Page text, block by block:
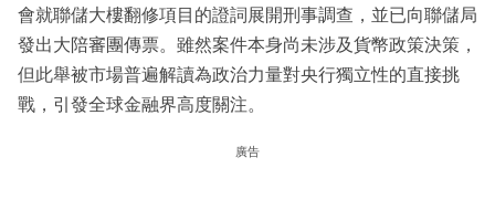
會就聯儲大樓翻修項目的證詞展開刑事調查，並已向聯儲局
發出大陪審團傳票。雖然案件本身尚未涉及貨幣政策決策，
但此舉被市場普遍解讀為政治力量對央行獨立性的直接挑
戰，引發全球金融界高度關注。
廣告